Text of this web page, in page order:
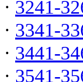
· 3241-
· 3341-
· 3441-
· 3541-